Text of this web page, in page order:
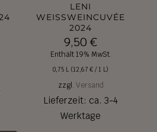
LENI
WEISSWEINCUVÉE
2024
9,50€
Enthält 19% MwSt.
0,75 L (12,67€ / 1 L)
zzgl. Versand
Lieferzeit: ca. 3-4
Werktage